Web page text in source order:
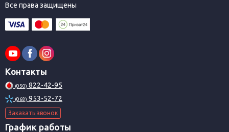
Все права защищены
Контакты
(050) 822-42-95
(068) 953-52-72
Заказать звонок
График работы